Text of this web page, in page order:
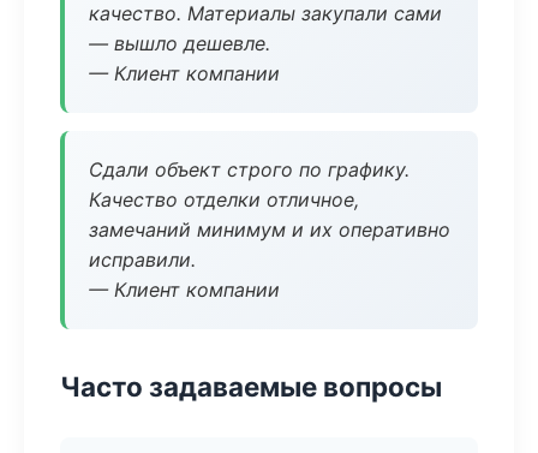
качество. Материалы закупали сами
— вышло дешевле.
— Клиент компании
Сдали объект строго по графику.
Качество отделки отличное,
замечаний минимум и их оперативно
исправили.
— Клиент компании
Часто задаваемые вопросы